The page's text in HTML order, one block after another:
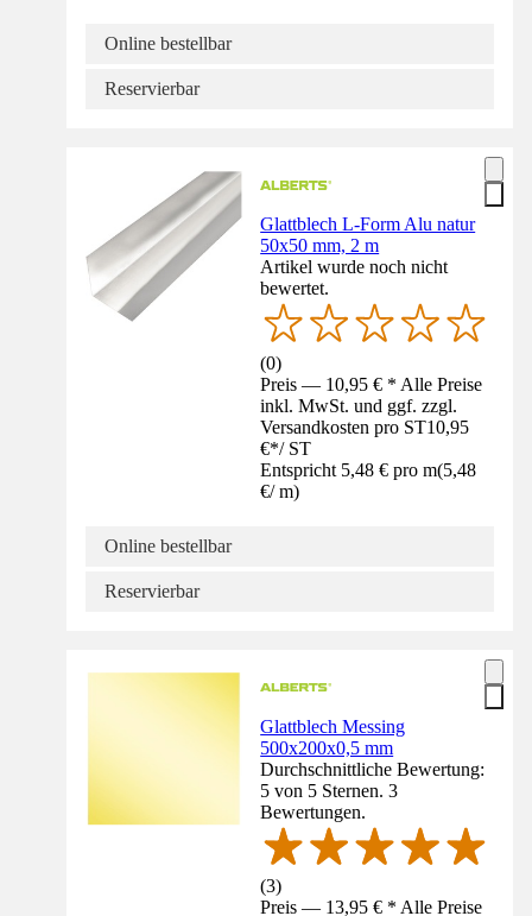
Online bestellbar
Reservierbar
Glattblech L-Form Alu natur
50x50 mm, 2 m
Artikel wurde noch nicht
bewertet.
(0)
Preis — 10,95 € * Alle Preise
inkl. MwSt. und ggf. zzgl.
Versandkosten pro ST10,95
€*/ ST
Entspricht 5,48 € pro m(5,48
€/ m)
Online bestellbar
Reservierbar
Glattblech Messing
500x200x0,5 mm
Durchschnittliche Bewertung:
5 von 5 Sternen. 3
Bewertungen.
(3)
Preis — 13,95 € * Alle Preise